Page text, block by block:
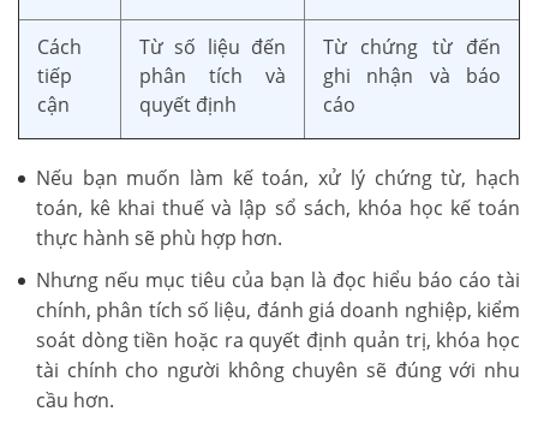
Cách
tiếp
cận
Từ số liệu đến
phân tích và
quyết định
Từ chứng từ đến
ghi nhận và báo
cáo
Nếu bạn muốn làm kế toán, xử lý chứng từ, hạch
toán, kê khai thuế và lập sổ sách, khóa học kế toán
thực hành sẽ phù hợp hơn.
Nhưng nếu mục tiêu của bạn là đọc hiểu báo cáo tài
chính, phân tích số liệu, đánh giá doanh nghiệp, kiểm
soát dòng tiền hoặc ra quyết định quản trị, khóa học
tài chính cho người không chuyên sẽ đúng với nhu
cầu hơn.